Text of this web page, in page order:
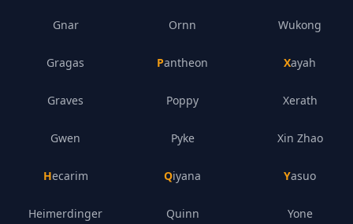
Gnar
Gragas
Graves
Gwen
Hecarim
Heimerdinger
Ornn
Pantheon
Poppy
Pyke
Qiyana
Quinn
Wukong
Xayah
Xerath
Xin Zhao
Yasuo
Yone